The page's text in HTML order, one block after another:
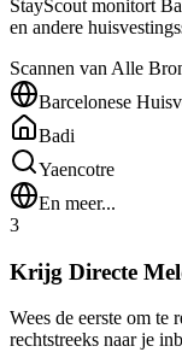
StayScout monitort
en andere
Scannen van Alle
Barcelonese
Badi
Yaencotre
En meer...
3
Krijg Directe
Wees de eerste om te
rechtstreeks naar je